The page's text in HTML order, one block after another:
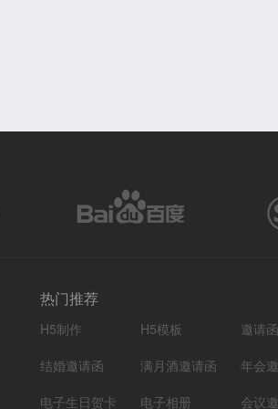
热门推荐
H5制作 H5模板
邀请
结婚邀请函
满月酒邀请函
年会
电子生日贺卡
电子相册 会议